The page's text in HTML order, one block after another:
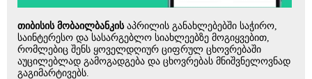
თიბისის მობაილბანკის აპრილის განახლებებში საჭირო,
საინტერესო და სასარგებლო სიახლეებზე მოგიყვებით,
რომლებიც შენს ყოველდღიურ ციფრულ ცხოვრებაში
აუცილებლად გამოგადგება და ცხოვრებას მნიშვნელოვნად
გაგიმარტივებს.